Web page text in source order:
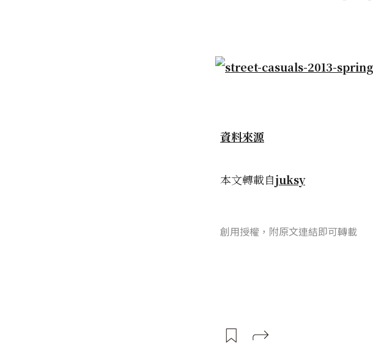
資料來源
本文轉載自juksy
創用授權，附原文連結即可轉載